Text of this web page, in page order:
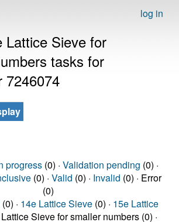
log in
Lattice Sieve for
tasks for
7246074
progress(0) · Validation pending (0) ·
(0) · Valid (0) · Invalid (0) · Error
(0)
(0) · 14e Lattice Sieve (0) · 15e Lattice
Lattice Sieve for smaller numbers (0) ·